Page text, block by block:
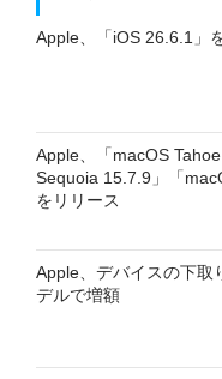
Apple、「iOS 26.6.1」
Apple、「macOS
Sequoia 15.7.9」「
をリリース
Apple、デバイスの下
デルで増額